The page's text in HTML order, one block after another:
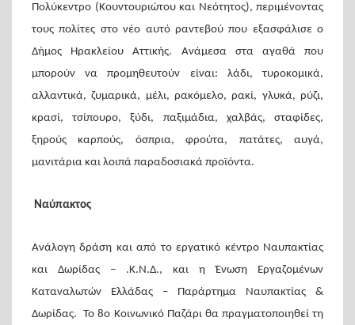
Πολύκεντρο (Κουντουριώτου και Νεότητος), περιμένοντας
τους πολίτες στο νέο αυτό ραντεβού που εξασφάλισε ο
Δήμος Ηρακλείου Αττικής. Ανάμεσα στα αγαθά που
μπορούν να προμηθευτούν είναι: λάδι, τυροκομικά,
αλλαντικά, ζυμαρικά, μέλι, ρακόμελο, ρακί, γλυκά, ρύζι,
κρασί, τσίπουρο, ξύδι, παξιμάδια, χαλβάς, σταφίδες,
ξηρούς καρπούς, όσπρια, φρούτα, πατάτες, αυγά,
μανιτάρια και λοιπά παραδοσιακά προϊόντα.
Ναύπακτος
Ανάλογη δράση και από το εργατικό κέντρο Ναυπακτίας
και Δωρίδας – .Κ.Ν.Δ., και η Ένωση Εργαζομένων
Καταναλωτών Ελλάδας – Παράρτημα Ναυπακτίας &
Δωρίδας. Το 8ο Κοινωνικό Παζάρι θα πραγματοποιηθεί τη